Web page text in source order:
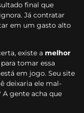
final que
Já contratar
em um gasto alto
existe a melhor
para tomar essa
em jogo. Seu site
deixaria ele mal-
gente acha que